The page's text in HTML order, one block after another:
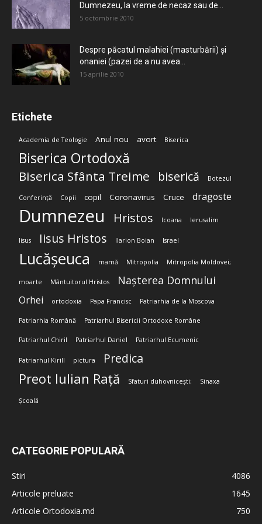
Dumnezeu, la vreme de necaz sau de...
5 octombrie 2010
Despre păcatul malahiei (masturbării) şi
onaniei (pazei de a nu avea...
15 aprilie 2010
Etichete
Academia de Teologie Anul nou avort Biserica
Biserica Ortodoxă
Biserica Sfânta Treime biserică Botezul
Conferință Copii copil Coronavirus Cruce dragoste
Dumnezeu Hristos Icoana Ierusalim
Iisus Iisus Hristos Ilarion Boian Israel
Lucășeuca mamă Mitropolia Mitropolia Moldovei;
moarte Mântuitorul Hristos Nașterea Domnului
Orhei ortodoxia Papa Francisc Patriarhia de la Moscova
Patriarhia Română Patriarhul Bisericii Ortodoxe Române
Patriarhul Chiril Patriarhul Daniel Patriarhul Ecumenic
Patriarhul Kirill pictura Predica
Preot Iulian Rață Sfaturi duhovnicești; Sinaxa
Școală
CATEGORIE POPULARĂ
Stiri
4086
Articole preluate
1645
Articole Ortodoxia.md
750